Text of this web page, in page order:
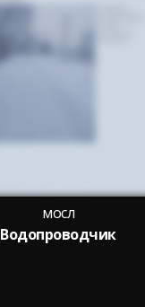
мосл
Водопроводчик